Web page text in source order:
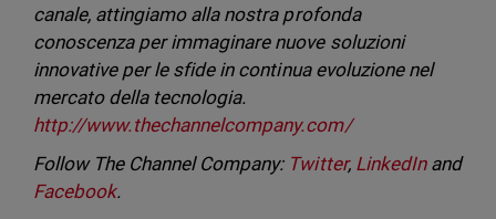
canale, attingiamo alla nostra profonda
conoscenza per immaginare nuove soluzioni
innovative per le sfide in continua evoluzione nel
mercato della tecnologia.
http://www.thechannelcompany.com/
Follow The Channel Company: Twitter, LinkedInand
Facebook.